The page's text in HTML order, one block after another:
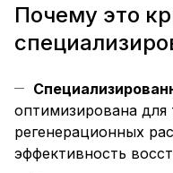
Почему это
оптимизирована для
регенерационных
эффективность